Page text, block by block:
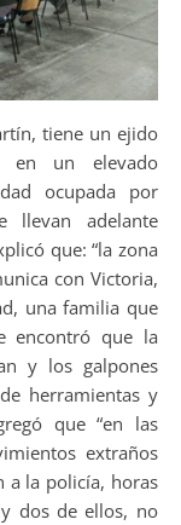
tiene un ejido
en un elevado
ocupada por
llevan adelante
que: “la zona
con Victoria,
una familia que
encontró que la
y los galpones
herramientas y
que “en las
extraños
a la policía, horas
dos de ellos, no